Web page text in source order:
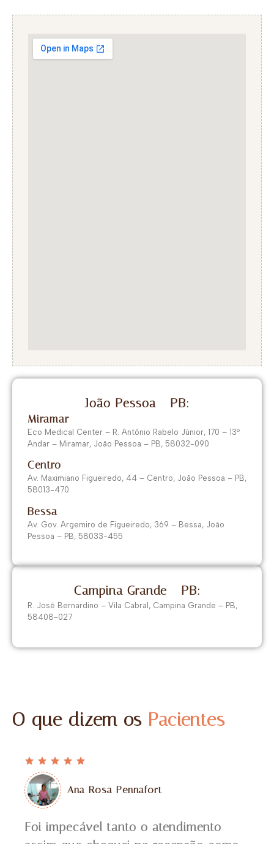
João Pessoa - PB:
Miramar
Eco Medical Center – R. Antônio Rabelo Júnior, 170 – 13º
Andar – Miramar, João Pessoa – PB, 58032-090
Centro
Av. Maximiano Figueiredo, 44 – Centro, João Pessoa – PB,
58013-470
Bessa
Av. Gov. Argemiro de Figueiredo, 369 – Bessa, João
Pessoa – PB, 58033-455
Campina Grande - PB:
R. José Bernardino – Vila Cabral, Campina Grande – PB,
58408-027
O que dizem os Pacientes
Ana Rosa Pennafort
Foi impecável tanto o atendimento